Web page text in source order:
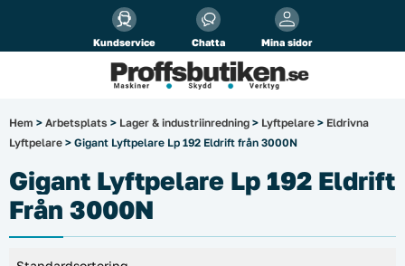
Kundservice Chatta Mina sidor
Alla priser visasinkl. moms!
Företag Privat
Arbetsplats
El & belysning
Fordonsbelysning & lastbilstillbehör
Hem > Arbetsplats > Lager & industriinredning > Lyftpelare > Eldrivna
Lyftpelare > Gigant Lyftpelare Lp 192 Eldrift från 3000N
Gigant Lyftpelare Lp 192 Eldrift
Från 3000N